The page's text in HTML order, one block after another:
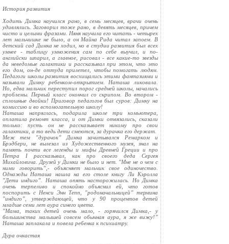
История развития
Ходить Димка научился рано, в семь месяцев, врачи очень
удивлялись. Заговорил тоже рано, в девять месяцев, причем
чисто и целыми фразами. Няня научила его читать - четырех
лет мальчишке не было, а он Майна Рида читал запоем. В
детский сад Димка не ходил, но в студии развития был всех
умнее - таблицу умножения сам по себе выучил, и по-
английски шпарил, а главное, рисовал - все какие-то звезды
да неведомые галактики и рассказывал при этом, что это
его дом, он-де оттуда прилетел, чтобы помогать людям.
Педагоги школы развития восхищались этими фантазиями и
называли Димку ребенком-открытием. Наташа ликовала.
Но, едва мальчик переступил порог средней школы, начались
проблемы. Первый класс окончил со скрипом. Во втором -
сплошные двойки! Приговор педагогов был суров: Димку на
комиссию и во вспомогательную школу!
Наташа напряглась, подарила школе три комьютера,
оплатила ремонт класса, и от Димки отвязались, сказали
только: пусть он не рассказывает никому про свои
галактики, а то ведь дети смеются, за дурачка его держат.
Меж тем "дурачок” Димка зачитывался Ремарком и
Брэдбери, не вылезал из Художественного музея, знал на
память почти все легенды и мифы Древней Греции и про
Петра I рассказывал, как про своего деда Сергея
Михайловича. Друзей у Димки не было и нет. "Мне не о чем с
ними говорить”,- объясняет мальчик свое одиночество.
Однажды Наташа нашла на его столе книгу Ли Кэролла
"Дети индиго”. Наташа опять насторожилась. Но Димка
очень терпеливо и спокойно объяснил ей, что готов
поспорить с Ненси Энн Тепп, "родоначальницей” термина
"индиго”, утверждающей, что у 90 процентов детей
младше семи лет аура синего цвета.
"Мама, таких детей очень мало, - горячился Димка,- у
большинства малышей совсем обычная аура, я же вижу!”
Наташа заплакала и повела ребенка к психиатру.
Дура очкастая